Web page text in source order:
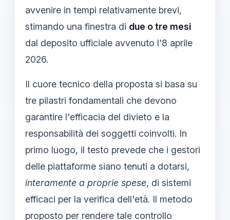
avvenire in tempi relativamente brevi,
stimando una finestra di due o tre mesi
dal deposito ufficiale avvenuto l'8 aprile
2026.
Il cuore tecnico della proposta si basa su
tre pilastri fondamentali che devono
garantire l'efficacia del divieto e la
responsabilità dei soggetti coinvolti. In
primo luogo, il testo prevede che i gestori
delle piattaforme siano tenuti a dotarsi,
interamente a proprie spese, di sistemi
efficaci per la verifica dell'età. Il metodo
proposto per rendere tale controllo